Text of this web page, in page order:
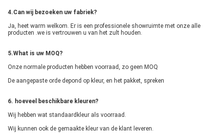
4.Can wij bezoeken uw fabriek?
Ja, heet warm welkom. Er is een professionele showruimte met onze alle
producten .we is vertrouwen u van het zult houden.
5.What is uw MOQ?
Onze normale producten hebben voorraad, zo geen MOQ
De aangepaste orde depond op kleur, en het pakket, spreken
6. hoeveel beschikbare kleuren?
Wij hebben wat standaardkleur als voorraad.
Wij kunnen ook de gemaakte kleur van de klant leveren.